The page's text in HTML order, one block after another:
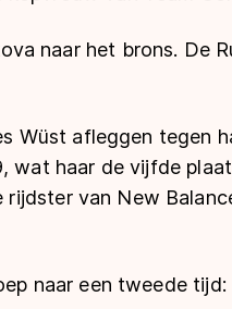
naar het brons. De
Wüst afleggen tegen
wat haar de vijfde
van New
naar een tweede tijd: